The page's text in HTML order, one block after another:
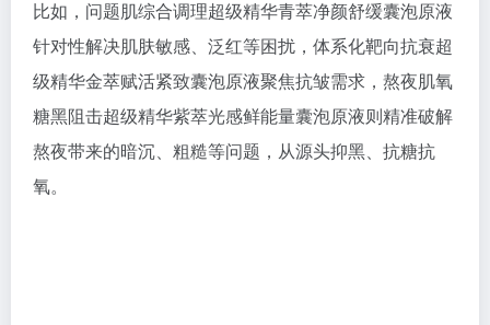
比如，问题肌综合调理超级精华青萃净颜舒缓囊泡原液
针对性解决肌肤敏感、泛红等困扰，体系化靶向抗衰超
级精华金萃赋活紧致囊泡原液聚焦抗皱需求， 熬夜肌氧
糖黑阻击超级精华紫萃光感鲜能量囊泡原液则精准破解
熬夜带来的暗沉、粗糙等问题，从源头抑黑、抗糖抗
氧。